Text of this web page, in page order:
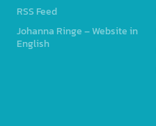
RSS Feed
Johanna Ringe – Website in
English